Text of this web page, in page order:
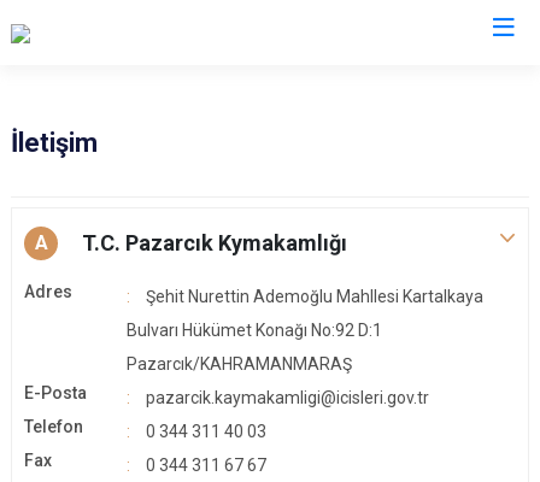
Andırın
Çağlayancerit
Ekinözü
Dulkadiroğlu
Onikişubat
İletişim
A T.C. Pazarcık Kymakamlığı
Adres
Şehit Nurettin Ademoğlu Mahllesi Kartalkaya
Bulvarı Hükümet Konağı No:92 D:1
Pazarcık/KAHRAMANMARAŞ
E-Posta
pazarcik.kaymakamligi@icisleri.gov.tr
Telefon
0 344 311 40 03
Fax
0 344 311 67 67